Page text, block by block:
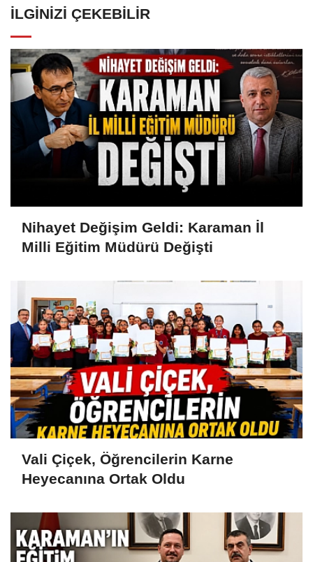
İLGINIZI ÇEKEBILIR
Nihayet Değişim Geldi: Karaman İl
Milli Eğitim Müdürü Değişti
Vali Çiçek, Öğrencilerin Karne
Heyecanına Ortak Oldu